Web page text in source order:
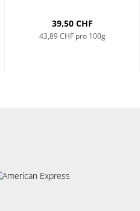
39,50 CHF
43,89 CHF pro 100g